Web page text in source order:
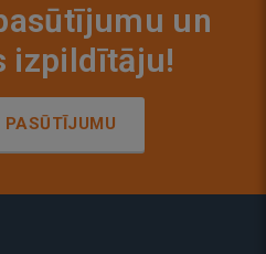
un
izpildītāju!
PASŪTĪJUMU